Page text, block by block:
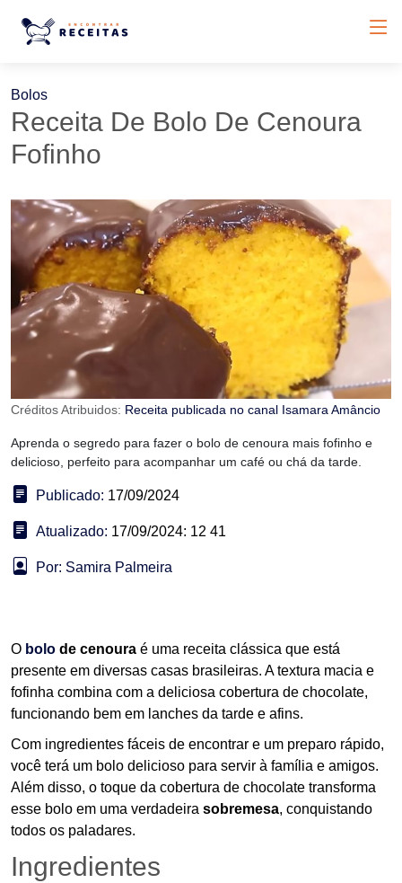
Bolos
Receita De Bolo De Cenoura
Fofinho
Créditos Atribuidos: Receita publicada no canal Isamara Amâncio
Aprenda o segredo para fazer o bolo de cenoura mais fofinho e
delicioso, perfeito para acompanhar um café ou chá da tarde.
Publicado: 17/09/2024
Atualizado: 17/09/2024: 12 41
Por: Samira Palmeira
O bolo de cenoura é uma receita clássica que está
presente em diversas casas brasileiras. A textura macia e
fofinha combina com a deliciosa cobertura de chocolate,
funcionando bem em lanches da tarde e afins.
Com ingredientes fáceis de encontrar e um preparo rápido,
você terá um bolo delicioso para servir à família e amigos.
Além disso, o toque da cobertura de chocolate transforma
esse bolo em uma verdadeira sobremesa, conquistando
todos os paladares.
Ingredientes